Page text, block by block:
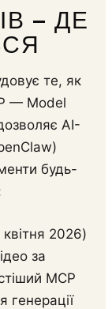
— ДЕ
те, як
— Model
AI-
будь-
2026)
за
MCP
генерації